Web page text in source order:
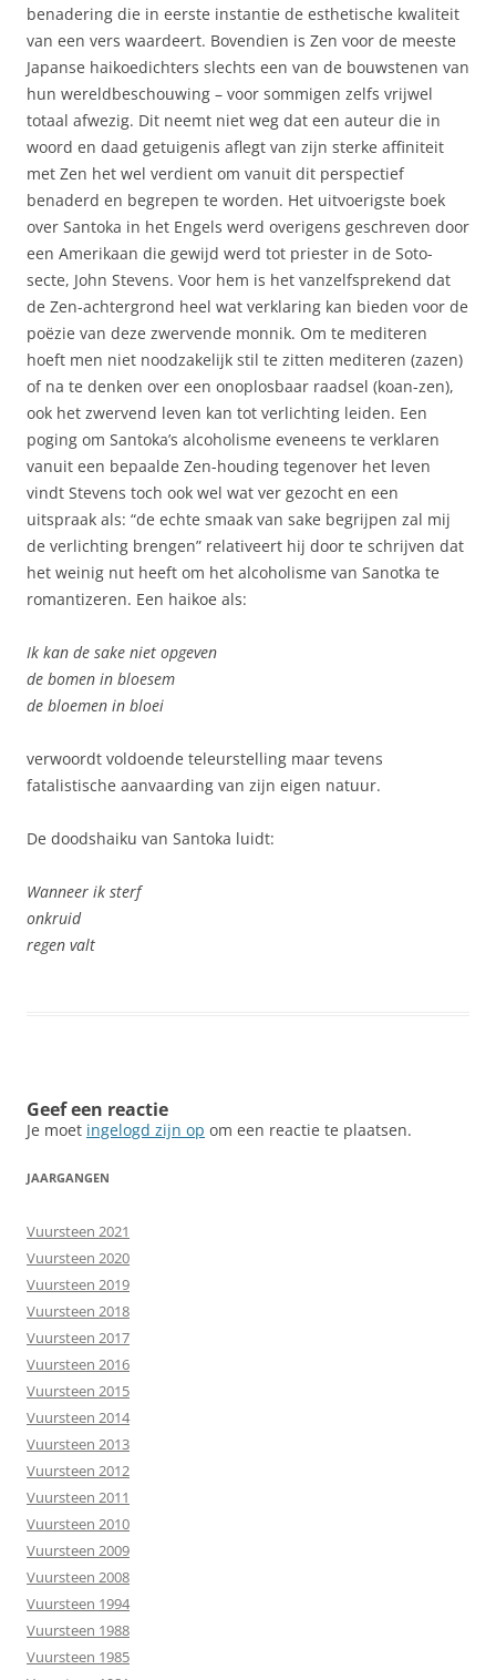
benadering die in eerste instantie de esthetische kwaliteit
van een vers waardeert. Bovendien is Zen voor de meeste
Japanse haikoedichters slechts een van de bouwstenen van
hun wereldbeschouwing – voor sommigen zelfs vrijwel
totaal afwezig. Dit neemt niet weg dat een auteur die in
woord en daad getuigenis aflegt van zijn sterke affiniteit
met Zen het wel verdient om vanuit dit perspectief
benaderd en begrepen te worden. Het uitvoerigste boek
over Santoka in het Engels werd overigens geschreven door
een Amerikaan die gewijd werd tot priester in de Soto-
secte, John Stevens. Voor hem is het vanzelfsprekend dat
de Zen-achtergrond heel wat verklaring kan bieden voor de
poëzie van deze zwervende monnik. Om te mediteren
hoeft men niet noodzakelijk stil te zitten mediteren (zazen)
of na te denken over een onoplosbaar raadsel (koan-zen),
ook het zwervend leven kan tot verlichting leiden. Een
poging om Santoka’s alcoholisme eveneens te verklaren
vanuit een bepaalde Zen-houding tegenover het leven
vindt Stevens toch ook wel wat ver gezocht en een
uitspraak als: “de echte smaak van sake begrijpen zal mij
de verlichting brengen” relativeert hij door te schrijven dat
het weinig nut heeft om het alcoholisme van Sanotka te
romantizeren. Een haikoe als:
Ik kan de sake niet opgeven
de bomen in bloesem
de bloemen in bloei
verwoordt voldoende teleurstelling maar tevens
fatalistische aanvaarding van zijn eigen natuur.
De doodshaiku van Santoka luidt:
Wanneer ik sterf
onkruid
regen valt
Geef een reactie
Je moet ingelogd zijn op om een reactie te plaatsen.
JAARGANGEN
Vuursteen 2021
Vuursteen 2020
Vuursteen 2019
Vuursteen 2018
Vuursteen 2017
Vuursteen 2016
Vuursteen 2015
Vuursteen 2014
Vuursteen 2013
Vuursteen 2012
Vuursteen 2011
Vuursteen 2010
Vuursteen 2009
Vuursteen 2008
Vuursteen 1994
Vuursteen 1988
Vuursteen 1985